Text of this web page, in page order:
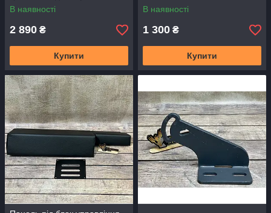
В наявності
2 890 ₴
Купити
В наявності
1 300 ₴
Купити